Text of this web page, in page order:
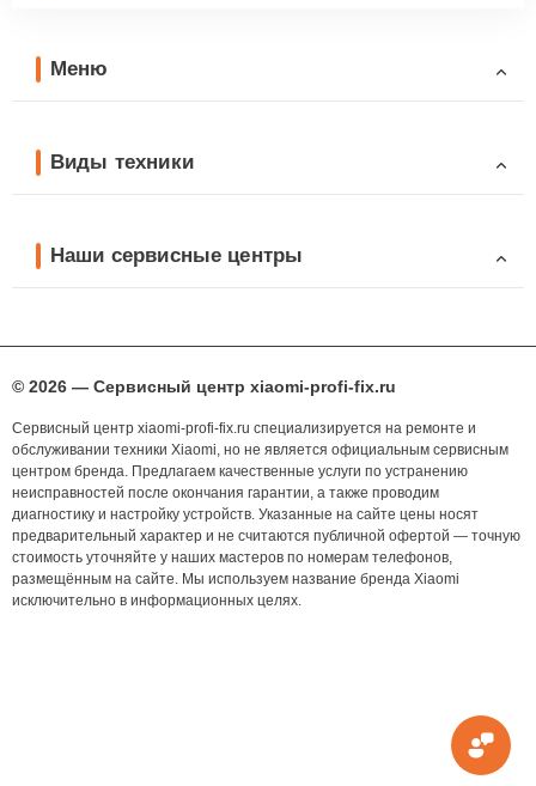
Меню
Виды техники
Наши сервисные центры
© 2026 — Сервисный центр xiaomi-profi-fix.ru
Сервисный центр xiaomi-profi-fix.ru специализируется на ремонте и
обслуживании техники Xiaomi, но не является официальным сервисным
центром бренда. Предлагаем качественные услуги по устранению
неисправностей после окончания гарантии, а также проводим
диагностику и настройку устройств. Указанные на сайте цены носят
предварительный характер и не считаются публичной офертой — точную
стоимость уточняйте у наших мастеров по номерам телефонов,
размещённым на сайте. Мы используем название бренда Xiaomi
исключительно в информационных целях.